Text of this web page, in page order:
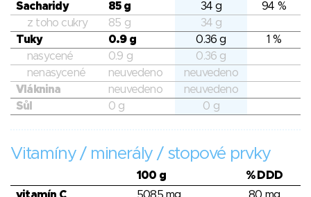
Sacharidy
85 g 34 g
94 %
z toho cukry
85 g
34 g
Tuky
0.9 g 0.36 g
1 %
nasycené
0.9 g
0.36 g
nenasycené
neuvedeno
neuvedeno
Vláknina
neuvedeno
neuvedeno
Sůl
0 g 0 g
Vitamíny / minerály / stopové prvky
100 g
% DDD